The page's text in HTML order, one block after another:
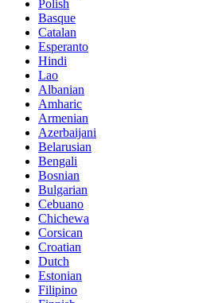
Polish
Basque
Catalan
Esperanto
Hindi
Lao
Albanian
Amharic
Armenian
Azerbaijani
Belarusian
Bengali
Bosnian
Bulgarian
Cebuano
Chichewa
Corsican
Croatian
Dutch
Estonian
Filipino